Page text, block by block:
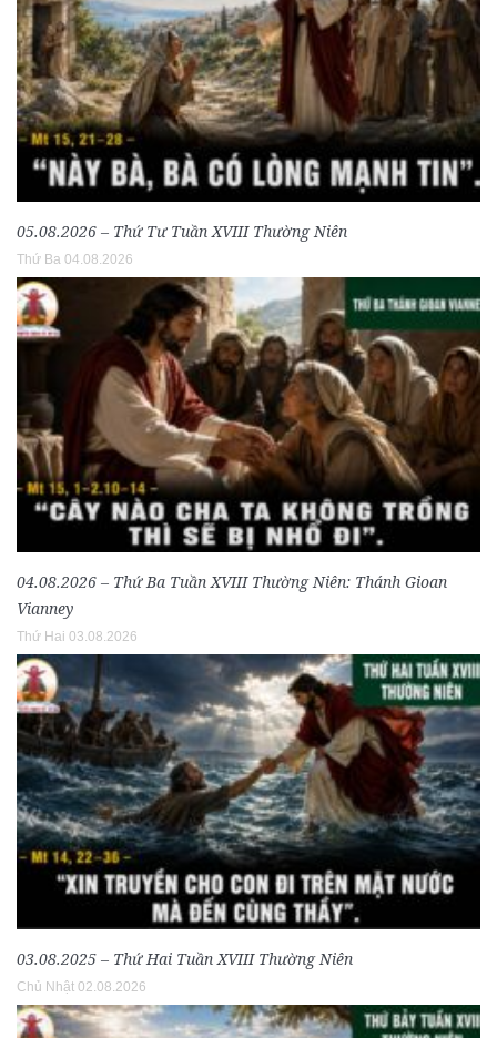
05.08.2026 – Thứ Tư Tuần XVIII Thường Niên
Thứ Ba 04.08.2026
04.08.2026 – Thứ Ba Tuần XVIII Thường Niên: Thánh Gioan
Vianney
Thứ Hai 03.08.2026
03.08.2025 – Thứ Hai Tuần XVIII Thường Niên
Chủ Nhật 02.08.2026